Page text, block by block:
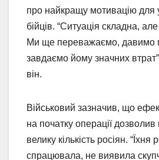
про найкращу мотивацію для
бійців. “Ситуація складна,
Ми ще переважаємо, давимо
завдаємо йому значних
він.
Військовий зазначив, що
на початку операції
велику кількість росіян. “Їхня
спрацювала, не виявила